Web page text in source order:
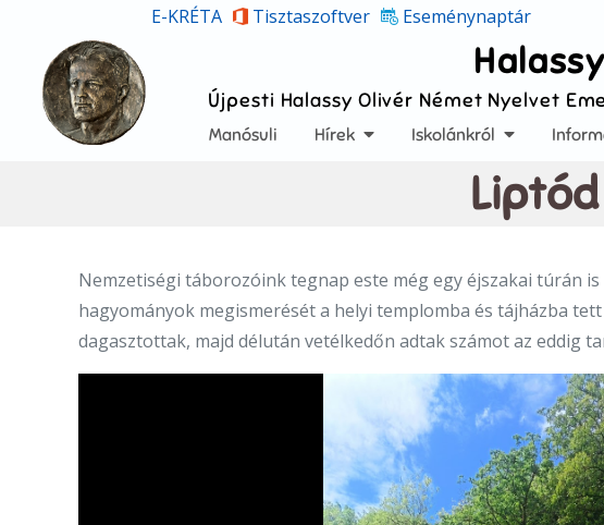
content
E-KRÉTA Tisztaszoftver Eseménynaptár
Újpesti Halassy Olivér Német Nyelvet
Manósuli Hírek Iskolánkról
Nemzetiségi táborozóink tegnap este még egy éjszakai túrán
hagyományok megismerését a helyi templomba és tájházba
dagasztottak, majd délután vetélkedőn adtak számot az eddig